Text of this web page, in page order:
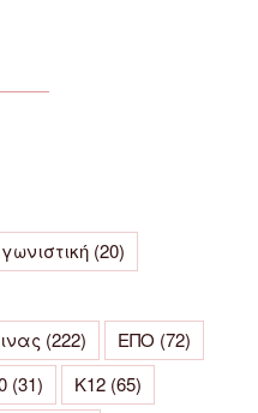
(20)
(222) ΕΠΟ (72)
(31) Κ12 (65)